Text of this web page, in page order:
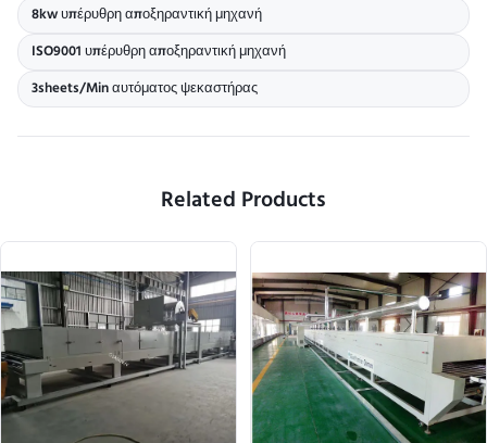
8kw υπέρυθρη αποξηραντική μηχανή
ISO9001 υπέρυθρη αποξηραντική μηχανή
3sheets/Min αυτόματος ψεκαστήρας
Related Products